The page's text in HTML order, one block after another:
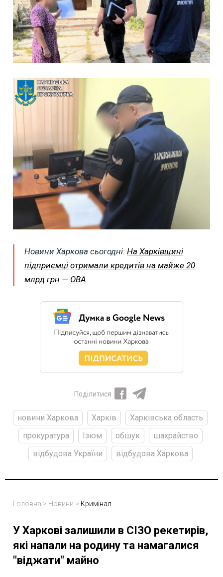
Новини Харкова сьогодні: На Харківщині
підприємці отримали кредитів на майже 20
млрд грн — ОВА
Поділитися
новини Харкова Харків
Харківська область
прокуратура
Ізюм обшук
шахрайство
відбудова України
відбудова Харкова
Головна > Новини > Кримінал
У Харкові залишили в СІЗО рекетирів,
які напали на родину та намагалися
"віджати" майно